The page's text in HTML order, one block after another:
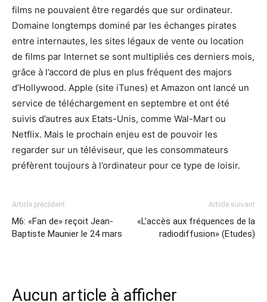
films ne pouvaient être regardés que sur ordinateur.
Domaine longtemps dominé par les échanges pirates
entre internautes, les sites légaux de vente ou location
de films par Internet se sont multipliés ces derniers mois,
grâce à l’accord de plus en plus fréquent des majors
d’Hollywood. Apple (site iTunes) et Amazon ont lancé un
service de téléchargement en septembre et ont été
suivis d’autres aux Etats-Unis, comme Wal-Mart ou
Netflix. Mais le prochain enjeu est de pouvoir les
regarder sur un téléviseur, que les consommateurs
préfèrent toujours à l’ordinateur pour ce type de loisir.
Article précédent
M6: «Fan de» reçoit Jean-
Baptiste Maunier le 24 mars
Article suivant
«L’accès aux fréquences de la
radiodiffusion» (Etudes)
Aucun article à afficher